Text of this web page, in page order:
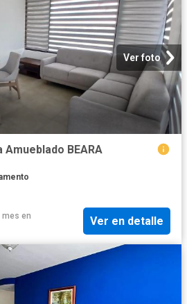
Ver foto
BEARA
mes en
Ver en detalle